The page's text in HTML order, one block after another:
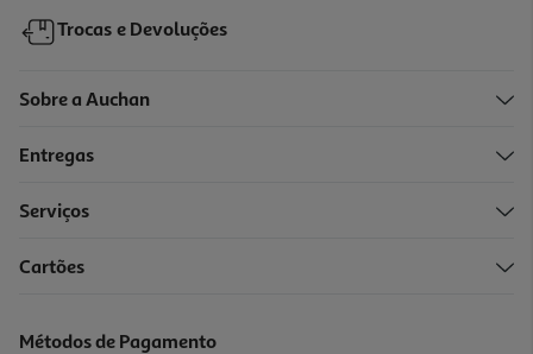
Trocas e Devoluções
Sobre a Auchan
Entregas
Serviços
Cartões
Métodos de Pagamento